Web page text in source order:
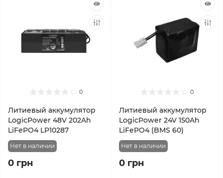
0
Литиевый аккумулятор
LogicPower 48V 202Ah
LiFePO4 LP10287
Нет в наличии
0 грн
0
Литиевый аккумулятор
LogicPower 24V 150Ah
LiFePO4 (BMS 60)
Нет в наличии
0 грн